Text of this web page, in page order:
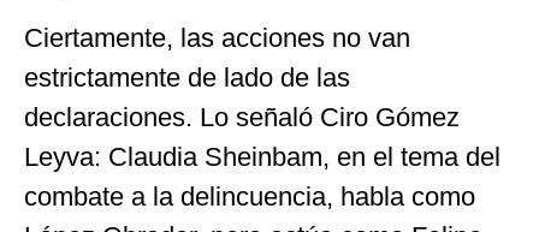
Ciertamente, las acciones no van
estrictamente de lado de las
declaraciones. Lo señaló Ciro Gómez
Leyva: Claudia Sheinbam, en el tema del
combate a la delincuencia, habla como